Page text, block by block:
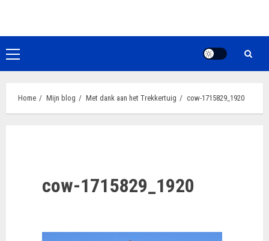
de
inhoudPrimair
menu
Home Mijn blog Met dank aan het Trekkertuig cow-1715829_1920
cow-1715829_1920